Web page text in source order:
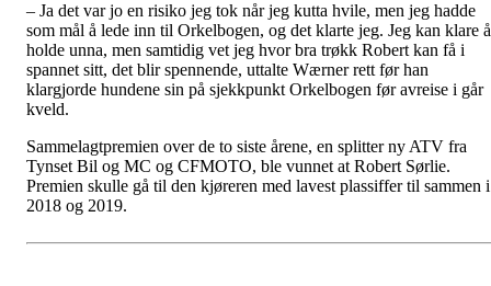
– Ja det var jo en risiko jeg tok når jeg kutta hvile, men jeg hadde
som mål å lede inn til Orkelbogen, og det klarte jeg. Jeg kan klare å
holde unna, men samtidig vet jeg hvor bra trøkk Robert kan få i
spannet sitt, det blir spennende, uttalte Wærner rett før han
klargjorde hundene sin på sjekkpunkt Orkelbogen før avreise i går
kveld.
Sammelagtpremien over de to siste årene, en splitter ny ATV fra
Tynset Bil og MC og CFMOTO, ble vunnet at Robert Sørlie.
Premien skulle gå til den kjøreren med lavest plassiffer til sammen i
2018 og 2019.